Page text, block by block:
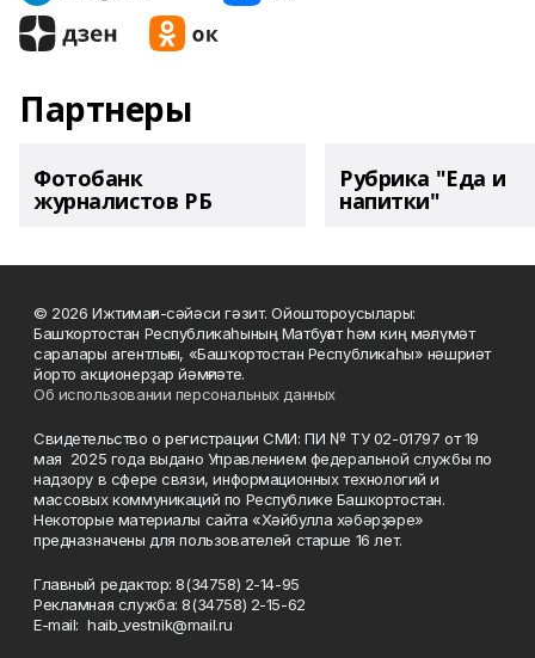
Партнеры
Фотобанк
журналистов РБ
Рубрика "Еда и
напитки"
© 2026 Ижтимағи-сәйәси гәзит. Ойоштороусылары:
Башҡортостан Республикаһының Матбуғат һәм киң мәғлүмәт
саралары агентлығы, «Башҡортостан Республикаһы» нәшриәт
йорто акционерҙар йәмғиәте.
Об использовании персональных данных
Свидетельство о регистрации СМИ: ПИ № ТУ 02-01797 от 19
мая 2025 года выдано Управлением федеральной службы по
надзору в сфере связи, информационных технологий и
массовых коммуникаций по Республике Башкортостан.
Некоторые материалы сайта «Хәйбулла хәбәрҙәре»
предназначены для пользователей старше 16 лет.
Главный редактор: 8(34758) 2-14-95
Рекламная служба: 8(34758) 2-15-62
Е-mаil: haib_vestnik@mail.ru